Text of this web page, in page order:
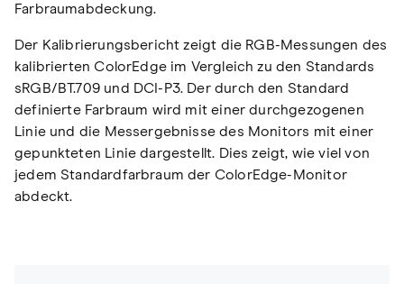
Farbraumabdeckung.
Der Kalibrierungsbericht zeigt die RGB-Messungen des
kalibrierten ColorEdge im Vergleich zu den Standards
sRGB/BT.709 und DCI-P3. Der durch den Standard
definierte Farbraum wird mit einer durchgezogenen
Linie und die Messergebnisse des Monitors mit einer
gepunkteten Linie dargestellt. Dies zeigt, wie viel von
jedem Standardfarbraum der ColorEdge-Monitor
abdeckt.